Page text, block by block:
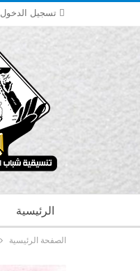
تسجيل الدخول
الرئيسية
الصفحة الرئيسية